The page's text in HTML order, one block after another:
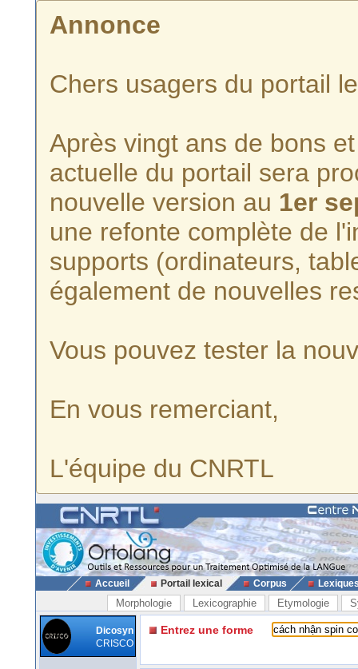
Annonce
Chers usagers du portail
Après vingt ans de bons
actuelle du portail sera
nouvelle version au 1er
une refonte complète de
supports (ordinateurs,
également de nouvelles
Vous pouvez tester la
En vous remerciant,
L'équipe du CNRTL
Accueil Portail lexical Corpus
Morphologie Lexicographie Etymologie
Dicosyn
CRISCO
Entrez une forme